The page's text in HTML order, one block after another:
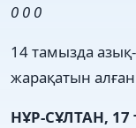
0 0 0
14 тамызда
жарақатын
НҰР-СҰЛТАН, 17